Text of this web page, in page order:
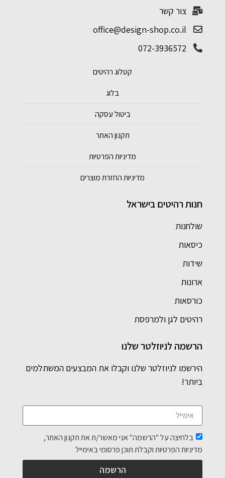
צור קשר
office@design-shop.co.il
072-3936572
קטלוג רהיטים
בלוג
ביטול עסקה
תקנון האתר
מדיניות הפרטיות
מדיניות החזרת מוצרים
חנות רהיטים בישראל
שולחנות
כיסאות
שידות
ארונות
כורסאות
רהיטים לגן ולמרפסת
הרשמה לניוזלטר שלנו
הירשמו לניוזלטר שלנו וקבלו את המבצעים המשתלמים
ביותר!
בלחיצה על "הרשמה" אני מאשר/ת את תקנון האתר,
מדיניות הפרטיות וקבלת תוכן פרסומי באימייל
הרשמה